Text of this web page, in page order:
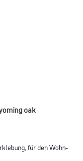
oak
für den Wohn-